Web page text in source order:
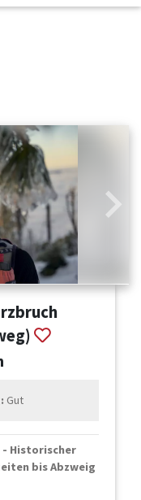
Gut
- Historischer
bis Abzweig